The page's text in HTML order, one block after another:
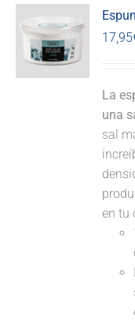
17,95
La
una
sal
en tu